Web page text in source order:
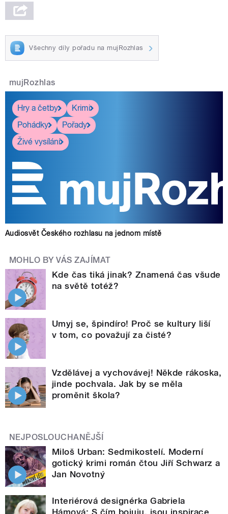
Všechny díly pořadu na mujRozhlas
mujRozhlas
Hry a četby
Krimi
Pohádky
Pořady
Živé vysílání
Audiosvět Českého rozhlasu na jednom místě
MOHLO BY VÁS ZAJÍMAT
Kde čas tiká jinak? Znamená čas všude
na světě totéž?
Umyj se, špindíro! Proč se kultury liší
v tom, co považují za čisté?
Vzdělávej a vychovávej! Někde rákoska,
jinde pochvala. Jak by se měla
proměnit škola?
NEJPOSLOUCHANĚJŠÍ
Miloš Urban: Sedmikostelí. Moderní
gotický krimi román čtou Jiří Schwarz a
Jan Novotný
Interiérová designérka Gabriela
Hámová: S čím bojuju, jsou inspirace